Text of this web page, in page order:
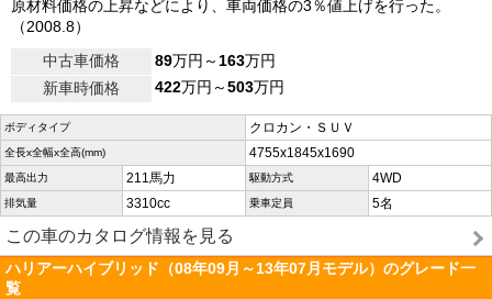
原材料価格の上昇などにより、車両価格の3％値上げを行った。
（2008.8）
中古車価格
89万円～163万円
新車時価格
422万円～503万円
ボディタイプ クロカン・ＳＵＶ
全長x全幅x全高(mm) 4755x1845x1690
最高出力 211馬力 駆動方式 4WD
排気量 3310cc 乗車定員 5名
この車のカタログ情報を見る
ハリアーハイブリッド（08年09月～13年07月モデル）のグレード一
覧